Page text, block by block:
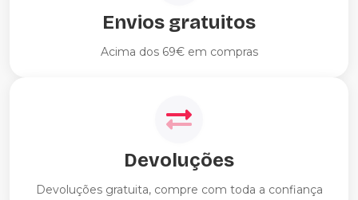
Envios gratuitos
Acima dos 69€ em compras
Devoluções
Devoluções gratuita, compre com toda a confiança